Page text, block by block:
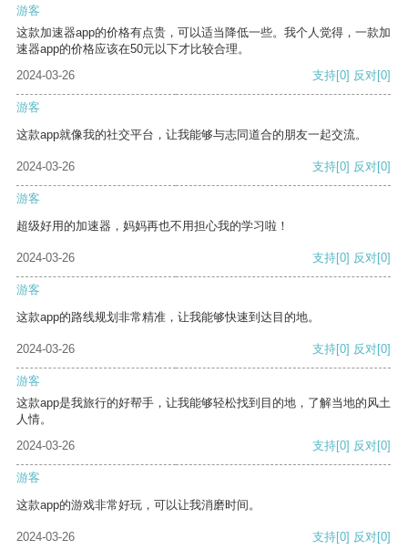
游客
这款加速器app的价格有点贵，可以适当降低一些。我个人觉得，一款加
速器app的价格应该在50元以下才比较合理。
2024-03-26
支持[0] 反对[0]
游客
这款app就像我的社交平台，让我能够与志同道合的朋友一起交流。
2024-03-26 支持[0] 反对[0]
游客
超级好用的加速器，妈妈再也不用担心我的学习啦！
2024-03-26 支持[0] 反对[0]
游客
这款app的路线规划非常精准，让我能够快速到达目的地。
2024-03-26 支持[0] 反对[0]
游客
这款app是我旅行的好帮手，让我能够轻松找到目的地，了解当地的风土
人情。
2024-03-26
支持[0] 反对[0]
游客
这款app的游戏非常好玩，可以让我消磨时间。
2024-03-26 支持[0] 反对[0]